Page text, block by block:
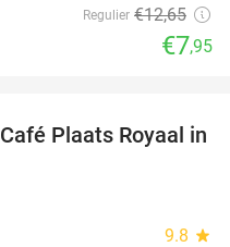
Regulier €12,65
€7,95
36%
Plaats Royaal in
9.8 star